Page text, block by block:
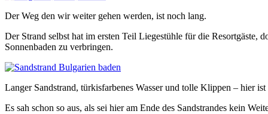
Der Weg den wir weiter gehen werden, ist noch lang.
Der Strand selbst hat im ersten Teil Liegestühle für die Resortgäste,
Sonnenbaden zu verbringen.
Langer Sandstrand, türkisfarbenes Wasser und tolle Klippen – hier
Es sah schon so aus, als sei hier am Ende des Sandstrandes kein